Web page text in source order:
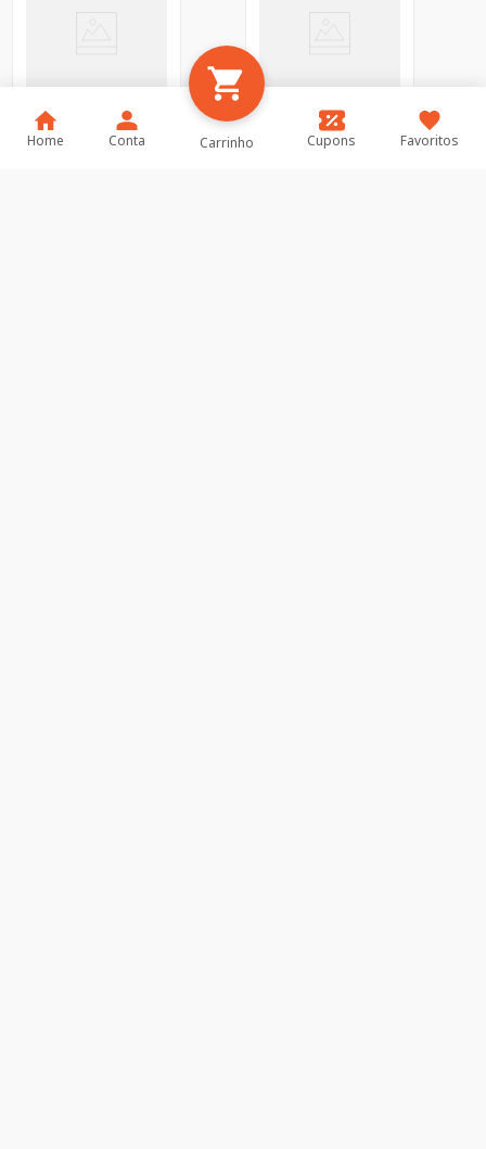
Home Conta Carrinho Cupons Favoritos
Aparador Pelos Wahl
Minigroomsman 3X1
Maq Cortar Cabelo
Home Cut Basic 127V